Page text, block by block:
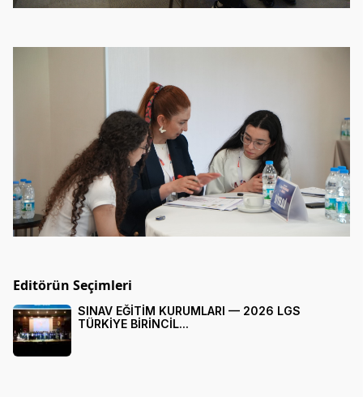
Editörün Seçimleri
SINAV EĞİTİM KURUMLARI — 2026 LGS
TÜRKİYE BİRİNCİL...